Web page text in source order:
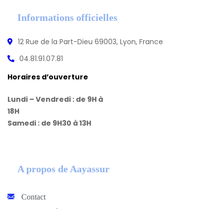
Informations officielles
12 Rue de la Part-Dieu 69003, Lyon, France
04.81.91.07.81
Horaires d’ouverture
Lundi – Vendredi : de 9H à
18H
Samedi : de 9H30 à 13H
A propos de Aayassur
Contact